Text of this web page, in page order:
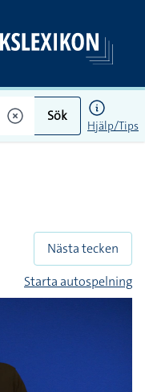
Sök
Hjälp/Tips
Nästa tecken
Starta autospelning